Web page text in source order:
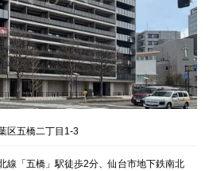
区五橋二丁目1-3
線「五橋」駅徒歩2分、仙台市地下鉄南北